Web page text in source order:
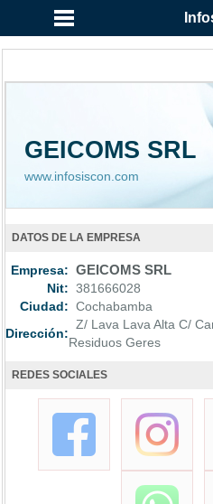
GEICOMS SRL
www.infosiscon.com
DATOS DE LA EMPRESA
Empresa: GEICOMS SRL
Nit: 381666028
Ciudad: Cochabamba
Dirección:
Z/ Lava Lava Alta C/
Residuos Geres
REDES SOCIALES